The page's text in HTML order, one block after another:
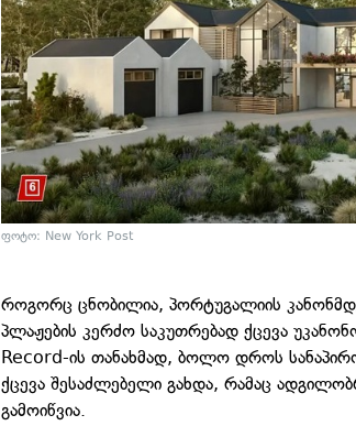
ფოტო: New York Post
როგორც ცნობილია, პორტუგალიის
პლაჟების კერძო საკუთრებად ქცევა
Record-ის თანახმად, ბოლო დროს
ქცევა შესაძლებელი გახდა, რამაც
გამოიწვია.